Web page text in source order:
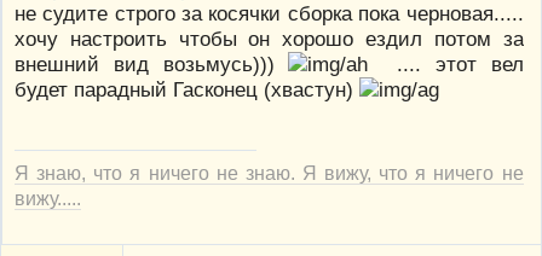
не судите строго за косячки сборка пока черновая.....
хочу настроить чтобы он хорошо ездил потом за
внешний вид возьмусь)))
.... этот вел
будет парадный Гасконец (хвастун)
Я знаю, что я ничего не знаю. Я вижу, что я ничего не
вижу.....